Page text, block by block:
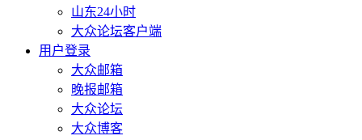
山东24小时
大众论坛客户端
用户登录
大众邮箱
晚报邮箱
大众论坛
大众博客